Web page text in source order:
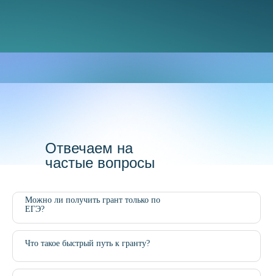
Отвечаем на
частые вопросы
Можно ли получить грант только по
ЕГЭ?
Что такое быстрый путь к гранту?